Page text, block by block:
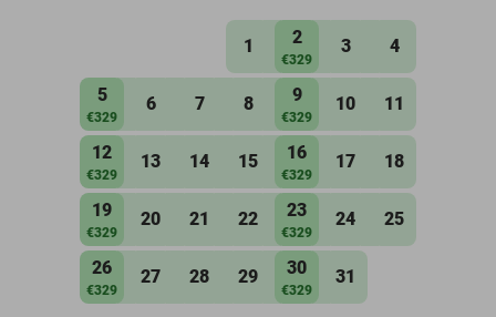
1 2
€329
3 4
5
€329
6 7 8 9
€329
10 11
12
€329
13 14 15 16
€329
17 18
19
€329
20 21 22 23
€329
24 25
26
€329
27 28 29 30
€329
31